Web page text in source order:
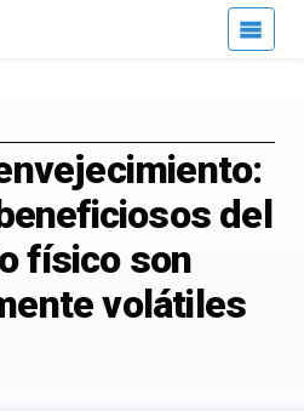
del
físico son
volátiles